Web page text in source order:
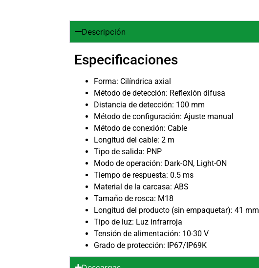
Descripción
Especificaciones
Forma: Cilíndrica axial
Método de detección: Reflexión difusa
Distancia de detección: 100 mm
Método de configuración: Ajuste manual
Método de conexión: Cable
Longitud del cable: 2 m
Tipo de salida: PNP
Modo de operación: Dark-ON, Light-ON
Tiempo de respuesta: 0.5 ms
Material de la carcasa: ABS
Tamaño de rosca: M18
Longitud del producto (sin empaquetar): 41 mm
Tipo de luz: Luz infrarroja
Tensión de alimentación: 10-30 V
Grado de protección: IP67/IP69K